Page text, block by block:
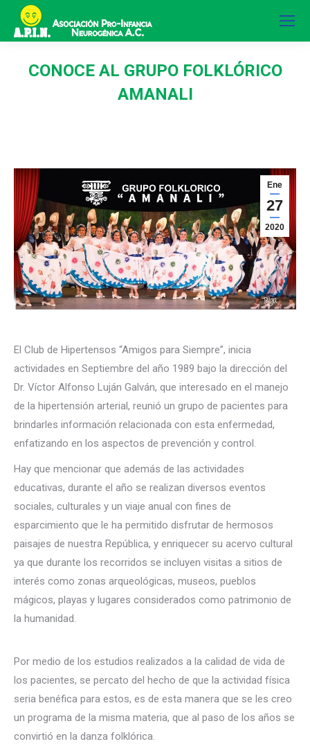
CONOCE AL GRUPO FOLKLÓRICO
AMANALI
Ene
27
2020
El Club de Hipertensos “Amigos para Siempre”, inicia
actividades en Septiembre del año 1989 bajo la dirección del
Dr. Víctor Alfonso Luján Galván, que interesado en el manejo
de la hipertensión arterial, reunió un grupo de pacientes para
brindarles información relacionada con esta enfermedad,
enfatizando en los aspectos de prevención y control.
Hay que mencionar que además de las actividades
educativas, durante el año se realizan diversos eventos
sociales, culturales y un viaje anual con fines de
esparcimiento que le ha permitido disfrutar de hermosos
paisajes de nuestra República, y enriquecer su acervo cultural
ya que durante los recorridos se incluyen visitas a sitios de
interés como zonas arqueológicas, museos, pueblos
mágicos, playas y lugares considerados como patrimonio de
la humanidad.
Por medio de los estudios realizados a la calidad de vida de
los pacientes, se percato del hecho de que la actividad física
seria benéfica para estos, es de esta manera que se les creo
un programa de la misma materia, que al paso de los años se
convirtió en la danza folklórica.